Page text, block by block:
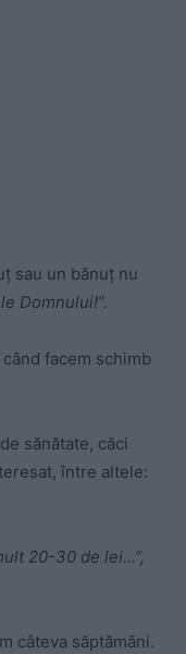
sau un bănuţ nu
Domnului!”.
facem schimb
sănătate, căci
între altele:
20-30 de lei…”,
câteva săptămâni.